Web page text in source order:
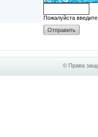
Пожалуйста
© Права